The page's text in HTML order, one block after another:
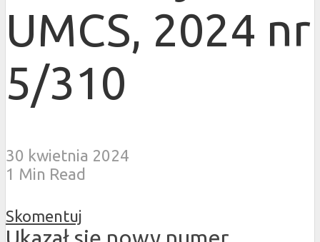
UMCS, 2024 nr
5/310
30 kwietnia 2024
1 Min Read
Skomentuj